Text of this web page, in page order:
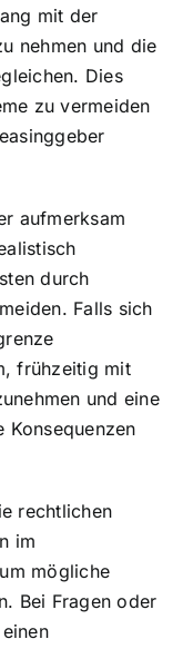
mit der
nehmen und die
Dies
zu vermeiden
aufmerksam
durch
Falls sich
frühzeitig mit
und eine
Konsequenzen
rechtlichen
im
mögliche
Bei Fragen oder